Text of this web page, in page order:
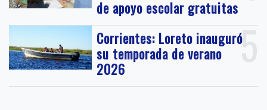
de apoyo escolar gratuitas
5
Corrientes: Loreto inauguró
su temporada de verano
2026